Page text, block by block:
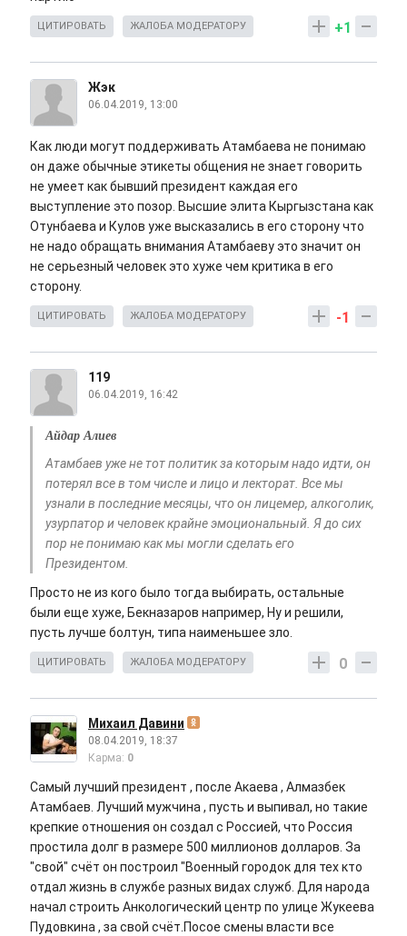
+1
ЦИТИРОВАТЬ ЖАЛОБА МОДЕРАТОРУ
Жэк
06.04.2019, 13:00
Как люди могут поддерживать Атамбаева не понимаю
он даже обычные этикеты общения не знает говорить
не умеет как бывший президент каждая его
выступление это позор. Высшие элита Кыргызстана как
Отунбаева и Кулов уже высказались в его сторону что
не надо обращать внимания Атамбаеву это значит он
не серьезный человек это хуже чем критика в его
сторону.
-1
ЦИТИРОВАТЬ ЖАЛОБА МОДЕРАТОРУ
119
06.04.2019, 16:42
Айдар Алиев
Атамбаев уже не тот политик за которым надо идти, он
потерял все в том числе и лицо и лекторат. Все мы
узнали в последние месяцы, что он лицемер, алкоголик,
узурпатор и человек крайне эмоциональный. Я до сих
пор не понимаю как мы могли сделать его
Президентом.
Просто не из кого было тогда выбирать, остальные
были еще хуже, Бекназаров например, Ну и решили,
пусть лучше болтун, типа наименьшее зло.
0
ЦИТИРОВАТЬ ЖАЛОБА МОДЕРАТОРУ
Михаил Давини
08.04.2019, 18:37
Карма: 0
Самый лучший президент , после Акаева , Алмазбек
Атамбаев. Лучший мужчина , пусть и выпивал, но такие
крепкие отношения он создал с Россией, что Россия
простила долг в размере 500 миллионов долларов. За
"свой" счёт он построил "Военный городок для тех кто
отдал жизнь в службе разных видах служб. Для народа
начал строить Анкологический центр по улице Жукеева
Пудовкина , за свой счёт.Посое смены власти все